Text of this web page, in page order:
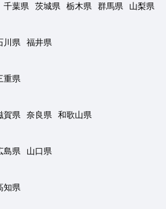
千葉県 茨城県 栃木県 群馬県
山梨県
川県
福井県
重県
賀県 奈良県
和歌山県
島県
山口県
知県